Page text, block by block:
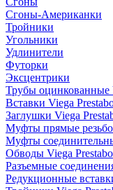
Сгоны-Американки
Тройники
Угольники
Удлинители
Футорки
Эксцентрики
Трубы оцинкованные
Вставки Viega
Заглушки Viega
Муфты прямые
Муфты
Обводы Viega Prestabo
Разъемные
Редукционные